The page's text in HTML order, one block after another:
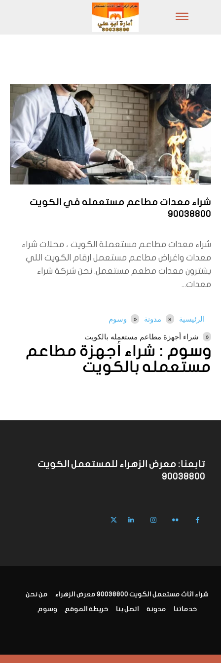
وسوم : شراء أجهزة مطاعم
مستعمله بالكويت
الرئيسية مدونة
وسوم
شراء أجهزة مطاعم مستعمله بالكويت
شراء معدات مطاعم مستعمله في الكويت
90038800
شراء معدات مطاعم مستعملة الكويت ، محلات شراء
معدات واغراض مطاعم مستعمل ارقام الكويت اللي
يشترون معدات مطعم مستعمل. نحن شركة شراء
معدات...
تابعنا: معرض الزهراء للمستعمل الكويت
90038800
شراء اثاث مستعمل الكويت 90038800 معرض الزهراء من نحن
خدماتنا مدونة اتصل بنا خريطة الموقع وسوم